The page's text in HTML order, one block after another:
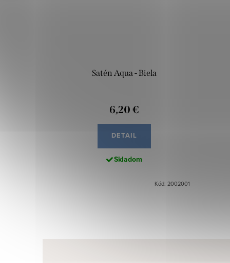
Satén Aqua - Biela
6,20 €
DETAIL
Skladom
Kód: 2002001